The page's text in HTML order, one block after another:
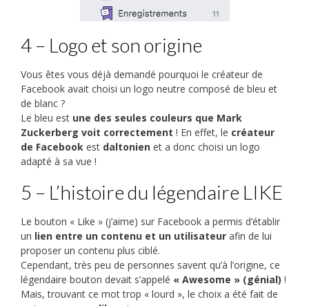
4 – Logo et son origine
Vous êtes vous déjà demandé pourquoi le créateur de
Facebook avait choisi un logo neutre composé de bleu et
de blanc ?
Le bleu est une des seules couleurs que Mark
Zuckerberg voit correctement ! En effet, le créateur
de Facebook est daltonien et a donc choisi un logo
adapté à sa vue !
5 – L’histoire du légendaire LIKE
Le bouton « Like » (j’aime) sur Facebook a permis d’établir
un lien entre un contenu et un utilisateur afin de lui
proposer un contenu plus ciblé.
Cependant, très peu de personnes savent qu’à l’origine, ce
légendaire bouton devait s’appelé « Awesome » (génial) !
Mais, trouvant ce mot trop « lourd », le choix a été fait de